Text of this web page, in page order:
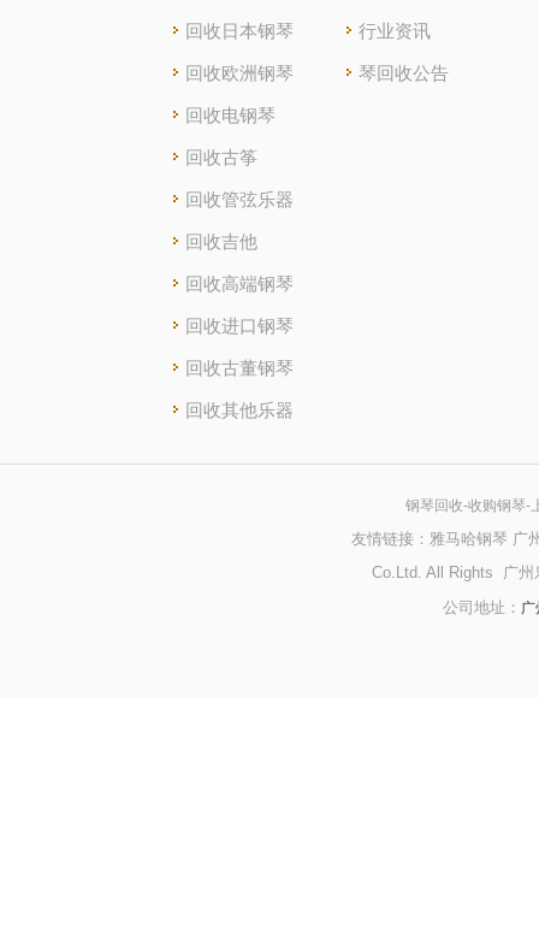
回收日本钢琴
回收欧洲钢琴
回收电钢琴
回收古筝
回收管弦乐器
回收吉他
回收高端钢琴
回收进口钢琴
回收古董钢琴
回收其他乐器
行业资讯
琴回收公告
钢琴回收-收购钢琴-
友情链接： 雅马哈钢琴 广
Co.Ltd. All Rights 广州
公司地址：